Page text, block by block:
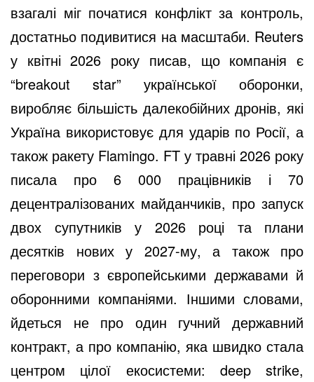
взагалі міг початися конфлікт за контроль,
достатньо подивитися на масштаби. Reuters
у квітні 2026 року писав, що компанія є
“breakout star” української оборонки,
виробляє більшість далекобійних дронів, які
Україна використовує для ударів по Росії, а
також ракету Flamingo. FT у травні 2026 року
писала про 6 000 працівників і 70
децентралізованих майданчиків, про запуск
двох супутників у 2026 році та плани
десятків нових у 2027-му, а також про
переговори з європейськими державами й
оборонними компаніями. Іншими словами,
йдеться не про один гучний державний
контракт, а про компанію, яка швидко стала
центром цілої екосистеми: deep strike,